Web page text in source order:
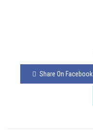
Share On Facebook